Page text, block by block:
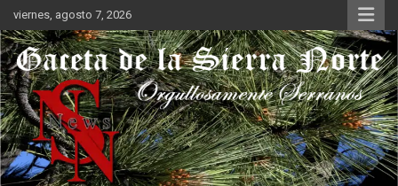
Saltar
al
contenido
viernes, agosto 7, 2026